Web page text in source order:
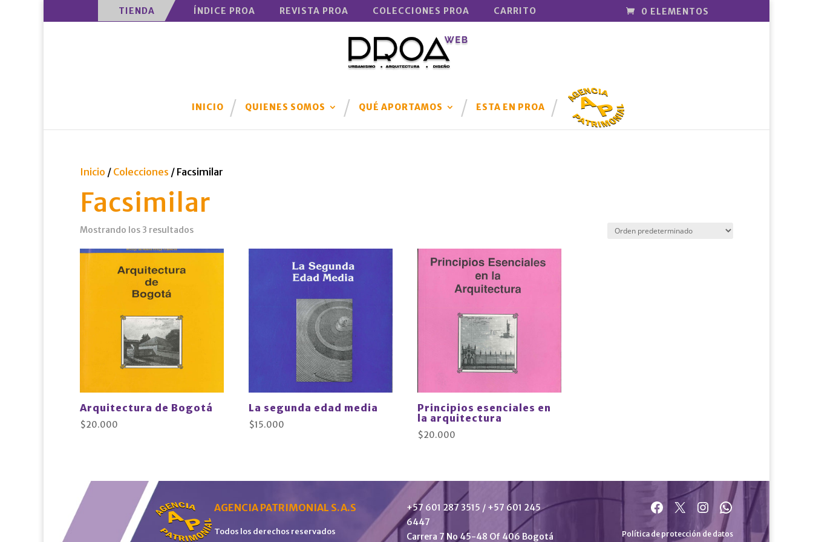
TIENDA ÍNDICE PROA REVISTA PROA COLECCIONES PROA CARRITO 0 ELEMENTOS
INICIO QUIENES SOMOS QUÉ APORTAMOS ESTA EN PROA
AGENCIA
PATRIMONI
AL
Inicio / Colecciones / Facsimilar
Facsimilar
Mostrando los 3 resultados
Arquitectura de Bogotá
$20.000
La segunda edad media
$15.000
Principios esenciales en
la arquitectura
$20.000
AGENCIA PATRIMONIAL S.A.S
Todos los derechos reservados
+57 601 287 3515 / +57 601 245
6447
Carrera 7 No 45-48 Of 406 Bogotá
Facebook
X Instagram
WhatsApp
Política de protección de datos